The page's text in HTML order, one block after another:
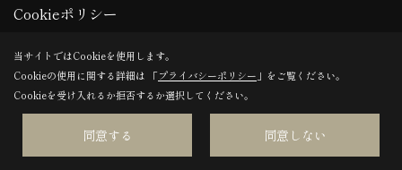
解説
地鎮祭・上棟式・六曜・風水ー家づくりで気になる“慣
習”のアレコレ
どんな人が合っている？新商品「LOOK」の魅力を解説！
Cookieポリシー
当サイトではCookieを使用します。
Cookieの使用に関する詳細は 「プライバシーポリシー 」をご覧ください。
Cookieを受け入れるか拒否するか選択してください。
同意する 同意しない